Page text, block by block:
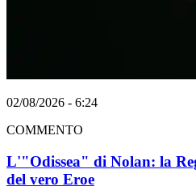
02/08/2026 - 6:24
COMMENTO
L'"Odissea" di Nolan: la
del vero Eroe